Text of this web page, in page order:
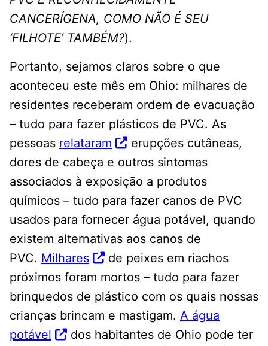
CANCERÍGENA, COMO NÃO É SEU
‘FILHOTE’ TAMBÉM?).
Portanto, sejamos claros sobre o que
aconteceu este mês em Ohio: milhares de
residentes receberam ordem de evacuação
– tudo para fazer plásticos de PVC. As
pessoas relataram
erupções cutâneas,
dores de cabeça e outros sintomas
associados à exposição a produtos
químicos – tudo para fazer canos de PVC
usados ​​para fornecer água potável, quando
existem alternativas aos canos de
PVC. Milhares
de peixes em riachos
próximos foram mortos – tudo para fazer
brinquedos de plástico com os quais nossas
crianças brincam e mastigam. A água
potável
dos habitantes de Ohio pode ter